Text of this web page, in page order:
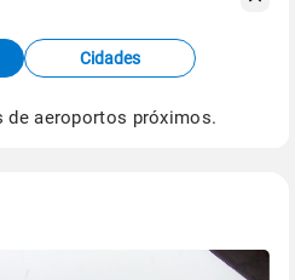
de estações
do Centro de Previsão
(CPTEC).
Cidades
de aeroportos próximos.